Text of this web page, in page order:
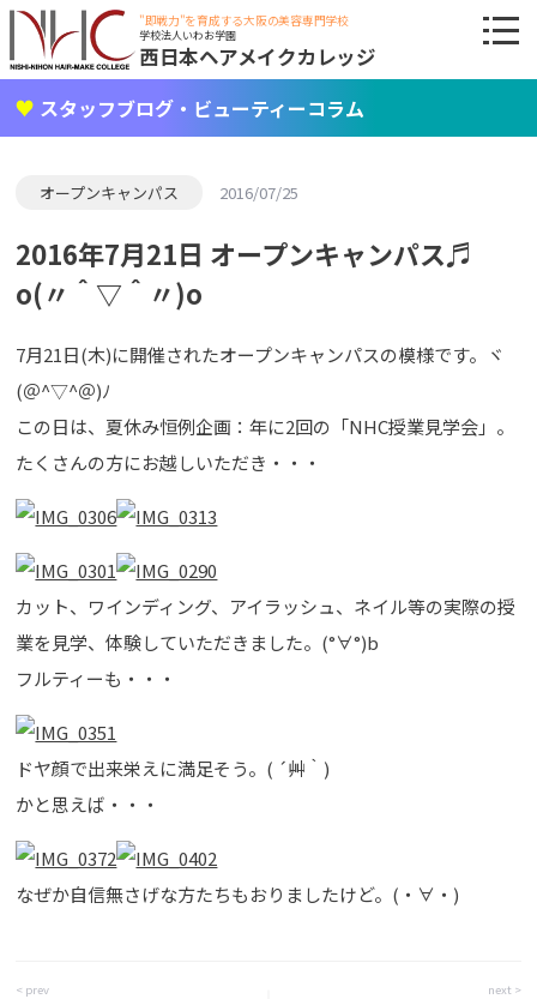
"即戦力"を育成する大阪の美容専門学校
学校法人いわお学園
西日本ヘアメイクカレッジ
スタッフブログ・ビューティーコラム
オープンキャンパス 2016/07/25
2016年7月21日 オープンキャンパス♬
o(〃＾▽＾〃)o
7月21日(木)に開催されたオープンキャンパスの模様です。ヾ
(＠^▽^＠)ﾉ
この日は、夏休み恒例企画：年に2回の「NHC授業見学会」。
たくさんの方にお越しいただき・・・
カット、ワインディング、アイラッシュ、ネイル等の実際の授
業を見学、体験していただきました。(°∀°)b
フルティーも・・・
ドヤ顔で出来栄えに満足そう。( ´艸｀)
かと思えば・・・
なぜか自信無さげな方たちもおりましたけど。(・∀・)
< prev next >